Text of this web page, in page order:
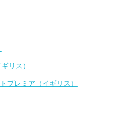
リス）
プレミア（イギリス）